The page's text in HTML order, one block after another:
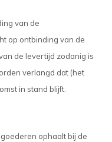
van de
op ontbinding van de
de levertijd zodanig is
verlangd dat (het
in stand blijft.
ophaalt bij de